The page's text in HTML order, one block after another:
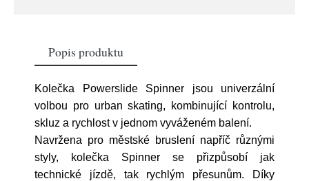
Popis produktu
Kolečka Powerslide Spinner jsou univerzální
volbou pro urban skating, kombinující kontrolu,
skluz a rychlost v jednom vyváženém balení.
Navržena pro městské bruslení napříč různými
styly, kolečka Spinner se přizpůsobí jak
technické jízdě, tak rychlým přesunům. Díky